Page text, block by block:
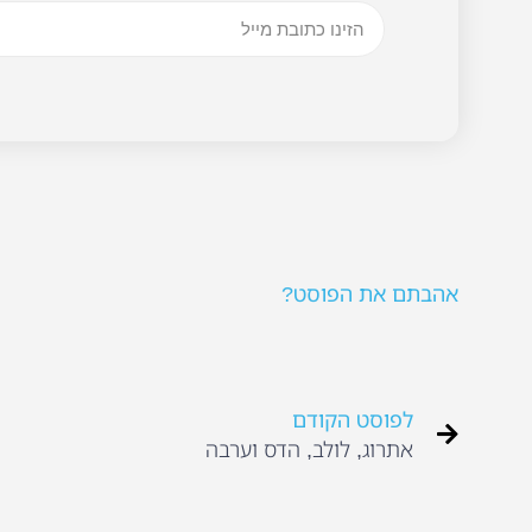
אהבתם את הפוסט?
לפוסט הקודם
אתרוג, לולב, הדס וערבה